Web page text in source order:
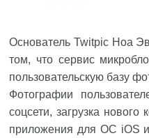
Основатель Twitpic Ноа
том, что сервис
пользовательскую базу
Фотографии
соцсети, загрузка нового
приложения для ОС iOS